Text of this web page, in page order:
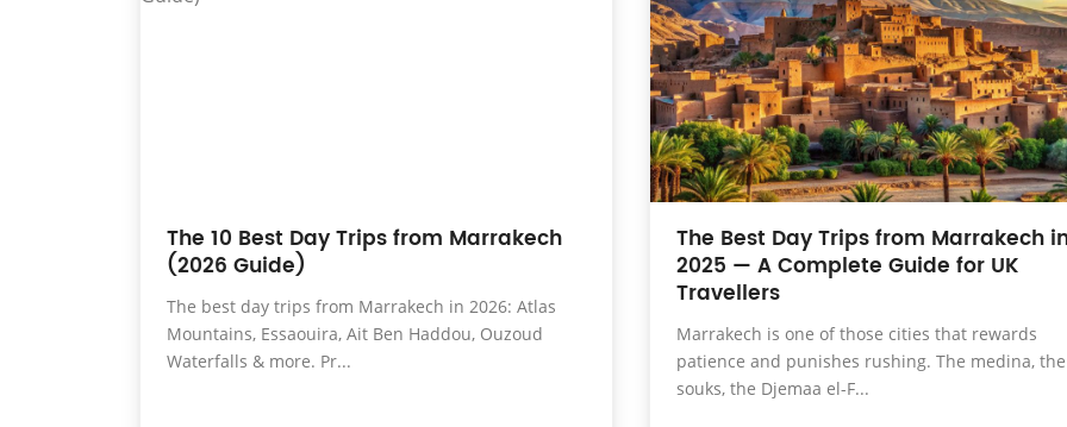
The 10 Best Day Trips from Marrakech
(2026 Guide)
The best day trips from Marrakech in 2026: Atlas
Mountains, Essaouira, Ait Ben Haddou, Ouzoud
Waterfalls & more. Pr...
The Best Day Trips from Marrakech
2025 — A Complete Guide for UK
Travellers
Marrakech is one of those cities that rewards
patience and punishes rushing. The medina, the
souks, the Djemaa el-F...